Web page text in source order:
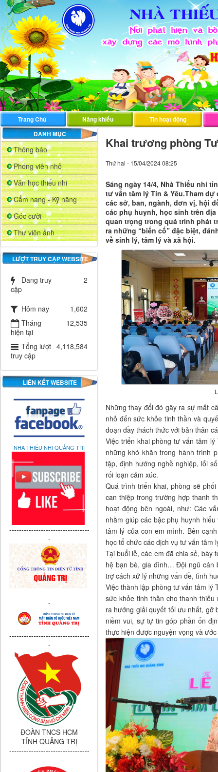
Trang Chủ Năng khiếu
Tin hoạt động
DANH MỤC
Thông báo
Phóng viên nhỏ
Văn học thiếu nhi
Cẩm nang - Kỹ năng
Góc cười
Thư viện ảnh
LƯỢT TRUY CẬP WEBSITE
Đang truy
cập
2
Hôm nay
1,602
Tháng
hiện tại
12,535
Tổng lượt
truy cập
4,118,584
LIÊN KẾT WEBSITE
NHÀ THIẾU NHI QUẢNG TRỊ
---------------------------------
-
---------------------------------
-
---------------------------------
-
ĐOÀN TNCS HCM
TỈNH QUẢNG TRỊ
---------------------------------
-
Khai trương phòng
Thứ hai - 15/04/2024 08:25
Sáng ngày 14/4, Nhà Thiếu nhi
tư vấn tâm lý Tin & Yêu.Tham
các sở, ban, ngành, đơn vị, hội
các phụ huynh, học sinh trên
quan trọng trong quá trình phát
ra những “biến cố” đặc biệt,
về sinh lý, tâm lý và xã hội.
Những thay đổi đó gây ra sự mất
nhỏ đến sức khỏe tinh thần và
đoạn đầy thách thức với bản thân
Việc triển khai phòng tư vấn tâm
những khó khăn trong hành trình
tập, định hướng nghề nghiệp, lối
rối loạn cảm xúc.
Quá trình triển khai, phòng sẽ
can thiệp trong trường hợp thanh
hoạt động bên ngoài, như: Các
nhằm giúp các bậc phụ huynh
tâm lý của con em mình. Bên
học tổ chức các dịch vụ tư vấn
Tại buổi lễ, các em đã chia sẻ, bày
hệ bạn bè, gia đình… Đội ngũ cán
trợ cách xử lý những vấn đề, tình
Việc thành lập phòng tư vấn tâm lý
sức khỏe tinh thần cho thanh
ra hướng giải quyết tối ưu nhất,
niềm vui, sự tự tin góp phần ổn
thực hiện được nguyện vọng và